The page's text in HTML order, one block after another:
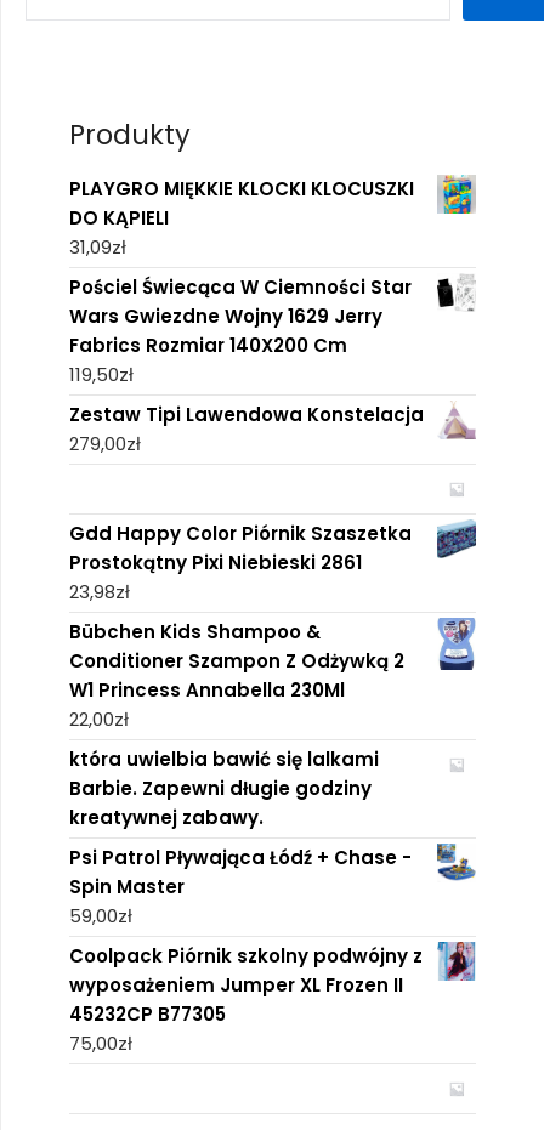
Produkty
PLAYGRO MIĘKKIE KLOCKI KLOCUSZKI
DO KĄPIELI
31,09zł
Pościel Świecąca W Ciemności Star
Wars Gwiezdne Wojny 1629 Jerry
Fabrics Rozmiar 140X200 Cm
119,50zł
Zestaw Tipi Lawendowa Konstelacja
279,00zł
Gdd Happy Color Piórnik Szaszetka
Prostokątny Pixi Niebieski 2861
23,98zł
Bübchen Kids Shampoo &
Conditioner Szampon Z Odżywką 2
W1 Princess Annabella 230Ml
22,00zł
która uwielbia bawić się lalkami
Barbie. Zapewni długie godziny
kreatywnej zabawy.
Psi Patrol Pływająca Łódź + Chase -
Spin Master
59,00zł
Coolpack Piórnik szkolny podwójny z
wyposażeniem Jumper XL Frozen II
45232CP B77305
75,00zł